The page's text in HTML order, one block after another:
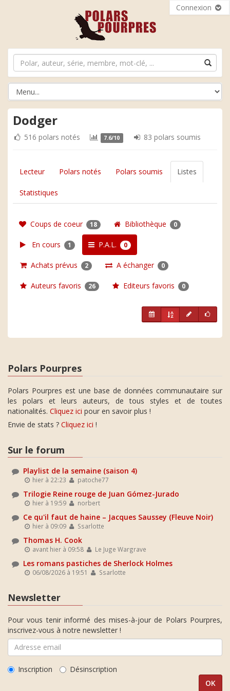
Connexion
Dodger
516 polars notés 7.6/10 83 polars soumis
Lecteur Polars notés Polars soumis Listes
Statistiques
Coups de coeur 18 Bibliothèque 0
En cours 1 P.A.L. 0
Achats prévus 2 A échanger 0
Auteurs favoris 26 Editeurs favoris 0
Polars Pourpres
Polars Pourpres est une base de données communautaire sur
les polars et leurs auteurs, de tous styles et de toutes
nationalités. Cliquez ici pour en savoir plus !
Envie de stats ? Cliquez ici !
Sur le forum
Playlist de la semaine (saison 4)
hier à 22:23 patoche77
Trilogie Reine rouge de Juan Gómez-Jurado
hier à 19:59 norbert
Ce qu'il faut de haine – Jacques Saussey (Fleuve Noir)
hier à 09:09 Ssarlotte
Thomas H. Cook
avant hier à 09:58 Le Juge Wargrave
Les romans pastiches de Sherlock Holmes
06/08/2026 à 19:51 Ssarlotte
Newsletter
Pour vous tenir informé des mises-à-jour de Polars Pourpres,
inscrivez-vous à notre newsletter !
Inscription Désinscription